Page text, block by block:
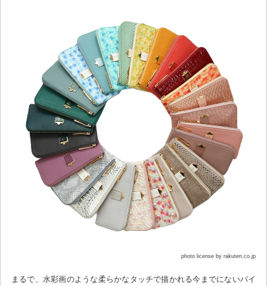
photo license by rakuten.co.jp
まるで、水彩画のような柔らかなタッチで描かれる今までにないパイ